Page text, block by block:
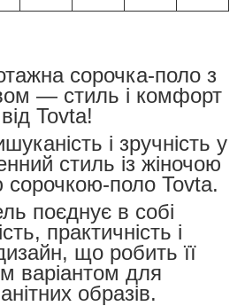
сорочка-поло з
— стиль і комфорт
від Tovta!
і зручність у
стиль із жіночою
сорочкою-поло Tovta.
поєднує в собі
практичність і
що робить її
варіантом для
образів.